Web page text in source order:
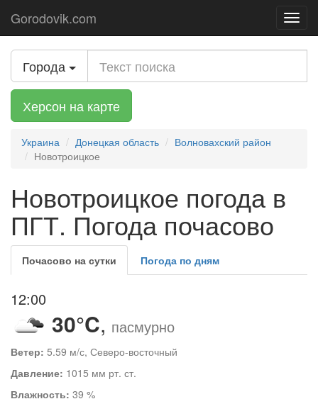
Gorodovik.com
Города
Херсон на карте
Украина Донецкая область
Волновахский район
Новотроицкое
Новотроицкое погода в
ПГТ. Погода почасово
Почасово на сутки Погода по дням
12:00
30°C, пасмурно
Ветер: 5.59 м/с, Северо-восточный
Давление: 1015 мм рт. ст.
Влажность: 39 %